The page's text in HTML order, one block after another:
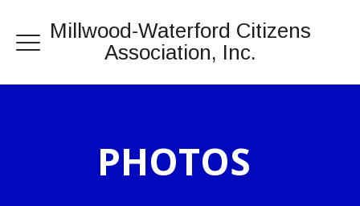
Millwood-Waterford Citizens
Association, Inc.
PHOTOS